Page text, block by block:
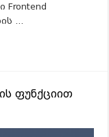
Frontend
…
ფუნქციით